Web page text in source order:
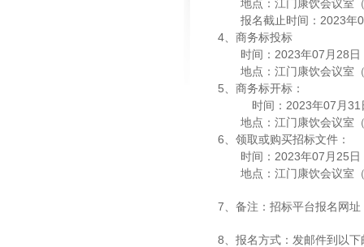
地点：江门康饮会议室
报名截止时间： 2023年
4 、商务标投标
时间： 2023年07 月 28
地点：江门康饮会议室
5 、商务标开标：
时间： 2023年07 月31
地点：江门康饮会议室
6 、领取或购买招标文件：
时间： 2023年07 月 25
地点：江门康饮会议室
7 、备注：招标平台报名网址
8 、报名方式：发邮件到以